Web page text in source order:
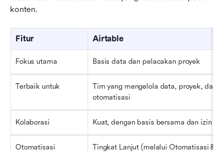
konten.
Fitur Airtable
Fokus utama Basis data dan pelacakan proyek
Terbaik untuk
Tim yang mengelola data, proyek, dan
otomatisasi
Kolaborasi Kuat, dengan basis bersama dan izin
Otomatisasi
Tingkat Lanjut (melalui Otomatisasi &